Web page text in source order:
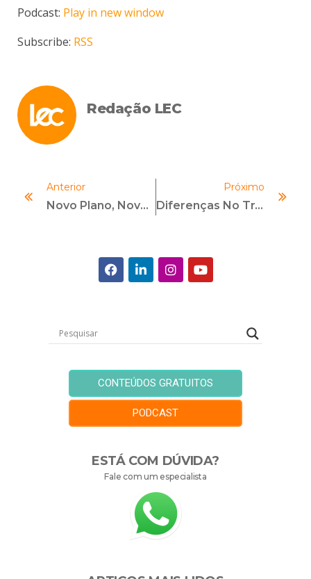
áudio
Podcast: Play in new window
Subscribe: RSS
Redação LEC
Anterior
Novo Plano, Novas Medidas
Próximo
Diferenças No Trabalho Em Compliance LATAM E No Brasil
CONTEÚDOS GRATUITOS
PODCAST
ESTÁ COM DÚVIDA?
Fale com um especialista